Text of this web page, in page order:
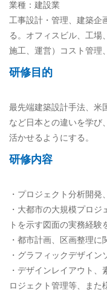
業種：建設業
工事設計・管理、建築企
る。オフィスビル、工場
施工、運営）コスト管理
研修目的
最先端建築設計手法、米
など日本との違いを学び
活かせるようにする。
研修内容
・プロジェクト分析開発
・大都市の大規模プロ
トを示す図面の実務経験
・都市計画、区画整理に
・グラフィックデザイ
・デザインレイアウト
ロジェクト管理等、また